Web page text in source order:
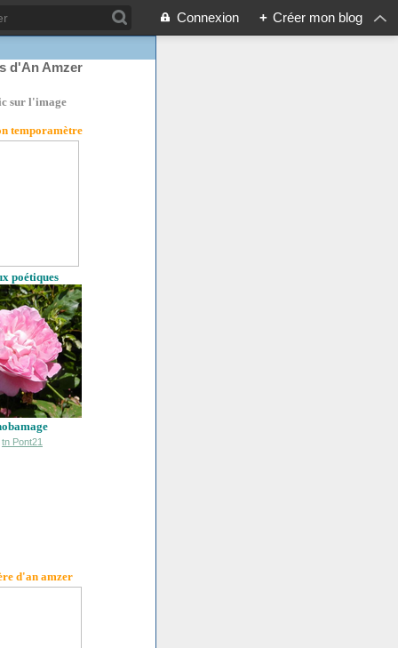
Connexion + Créer mon blog
d'An Amzer
sur l'image
temporamètre
poétiques
d'an amzer